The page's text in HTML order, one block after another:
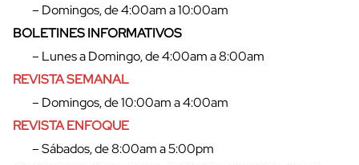
– Domingos, de 4:00am a 10:00am
BOLETINES INFORMATIVOS
– Lunes a Domingo, de 4:00am a 8:00am
REVISTA SEMANAL
– Domingos, de 10:00am a 4:00am
REVISTA ENFOQUE
– Sábados, de 8:00am a 5:00pm